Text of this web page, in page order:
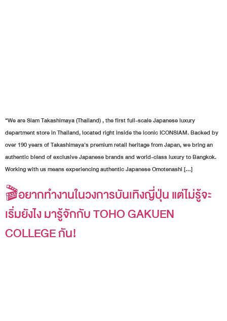
“We are Siam Takashimaya (Thailand) , the first full-scale Japanese luxury
department store in Thailand, located right inside the iconic ICONSIAM. Backed by
over 190 years of Takashimaya’s premium retail heritage from Japan, we bring an
authentic blend of exclusive Japanese brands and world-class luxury to Bangkok.
Working with us means experiencing authentic Japanese Omotenashi […]
🎬อยากทำงานในวงการบันเทิงญี่ปุ่น แต่ไม่รู้จะ
เริ่มยังไง มารู้จักกับ TOHO GAKUEN
COLLEGE กัน!